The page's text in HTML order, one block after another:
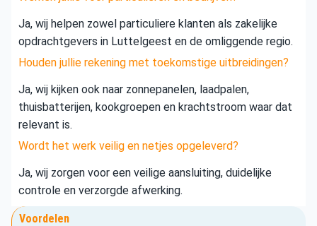
Ja, wij helpen zowel particuliere klanten als zakelijke
opdrachtgevers in Luttelgeest en de omliggende regio.
Houden jullie rekening met toekomstige uitbreidingen?
Ja, wij kijken ook naar zonnepanelen, laadpalen,
thuisbatterijen, kookgroepen en krachtstroom waar dat
relevant is.
Wordt het werk veilig en netjes opgeleverd?
Ja, wij zorgen voor een veilige aansluiting, duidelijke
controle en verzorgde afwerking.
Voordelen